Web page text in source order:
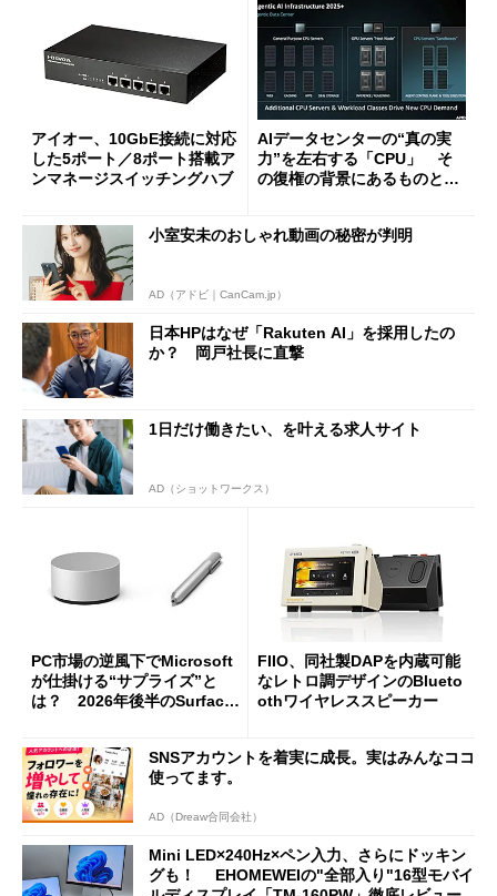
アイオー、10GbE接続に対応
した5ポート／8ポート搭載ア
ンマネージスイッチングハブ
AIデータセンターの“真の実
力”を左右する「CPU」 そ
の復権の背景にあるものと
小室安未のおしゃれ動画の秘密が判明
AD（アドビ｜CanCam.jp）
日本HPはなぜ「Rakuten AI」を採用したの
か？ 岡戸社長に直撃
1日だけ働きたい、を叶える求人サイト
AD（ショットワークス）
PC市場の逆風下でMicrosoft
が仕掛ける“サプライズ”と
は？ 2026年後半のSurface
FIIO、同社製DAPを内蔵可能
なレトロ調デザインのBlueto
othワイヤレススピーカー
SNSアカウントを着実に成長。実はみんなココ
使ってます。
AD（Dreaw合同会社）
Mini LED×240Hz×ペン入力、さらにドッキン
グも！ EHOMEWEIの"全部入り"16型モバイ